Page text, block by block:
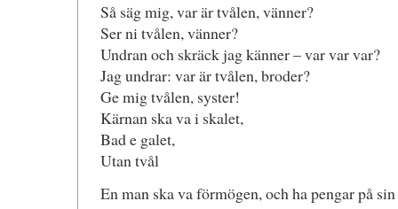
Så säg mig, var är tvålen, vänner?
Ser ni tvålen, vänner?
Undran och skräck jag känner – var var var?
Jag undrar: var är tvålen, broder?
Ge mig tvålen, syster!
Kärnan ska va i skalet,
Bad e galet,
Utan tvål
En man ska va förmögen, och ha pengar på